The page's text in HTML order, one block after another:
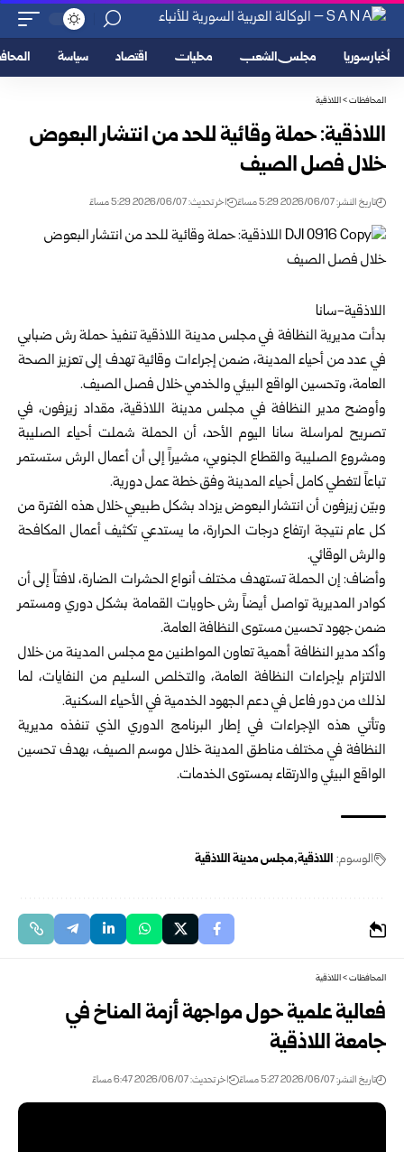
أخبار سوريا مجلس الشعب محليات اقتصاد سياسة
المحافظات>اللاذقية
اللاذقية: حملة وقائية للحد من انتشار البعوض
خلال فصل الصيف
تاريخ النشر: 2026/06/07 5:29 مساءً اخر تحديث: 2026/06/07 5:29 مساءً
اللاذقية-سانا
بدأت مديرية النظافة في مجلس مدينة اللاذقية تنفيذ حملة رش ضبابي
في عدد من أحياء المدينة، ضمن إجراءات وقائية تهدف إلى تعزيز الصحة
العامة، وتحسين الواقع البيئي والخدمي خلال فصل الصيف.
وأوضح مدير النظافة في مجلس مدينة اللاذقية، مقداد زيزفون، في
تصريح لمراسلة سانا اليوم الأحد، أن الحملة شملت أحياء الصليبة
ومشروع الصليبة والقطاع الجنوبي، مشيراً إلى أن أعمال الرش ستستمر
تباعاً لتغطي كامل أحياء المدينة وفق خطة عمل دورية.
وبيّن زيزفون أن انتشار البعوض يزداد بشكل طبيعي خلال هذه الفترة من
كل عام نتيجة ارتفاع درجات الحرارة، ما يستدعي تكثيف أعمال المكافحة
والرش الوقائي.
وأضاف: إن الحملة تستهدف مختلف أنواع الحشرات الضارة، لافتاً إلى أن
كوادر المديرية تواصل أيضاً رش حاويات القمامة بشكل دوري ومستمر
ضمن جهود تحسين مستوى النظافة العامة.
وأكد مدير النظافة أهمية تعاون المواطنين مع مجلس المدينة من خلال
الالتزام بإجراءات النظافة العامة، والتخلص السليم من النفايات، لما
لذلك من دور فاعل في دعم الجهود الخدمية في الأحياء السكنية.
وتأتي هذه الإجراءات في إطار البرنامج الدوري الذي تنفذه مديرية
النظافة في مختلف مناطق المدينة خلال موسم الصيف، بهدف تحسين
الواقع البيئي والارتقاء بمستوى الخدمات.
الوسوم: اللاذقية مجلس مدينة اللاذقية
المحافظات>اللاذقية
فعالية علمية حول مواجهة أزمة المناخ في
جامعة اللاذقية
تاريخ النشر: 2026/06/07 5:27 مساءً اخر تحديث: 2026/06/07 6:47 مساءً